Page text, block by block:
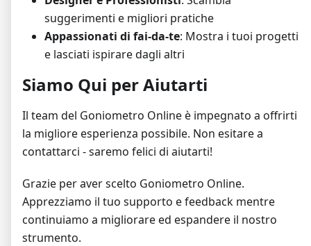
suggerimenti e migliori pratiche
Appassionati di fai-da-te: Mostra i tuoi progetti
e lasciati ispirare dagli altri
Siamo Qui per Aiutarti
Il team del Goniometro Online è impegnato a offrirti
la migliore esperienza possibile. Non esitare a
contattarci - saremo felici di aiutarti!
Grazie per aver scelto Goniometro Online.
Apprezziamo il tuo supporto e feedback mentre
continuiamo a migliorare ed espandere il nostro
strumento.